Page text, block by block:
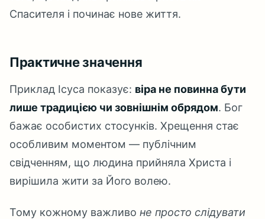
Спасителя і починає нове життя.
Практичне значення
Приклад Ісуса показує: віра не повинна бути
лише традицією чи зовнішнім обрядом. Бог
бажає особистих стосунків. Хрещення стає
особливим моментом — публічним
свідченням, що людина прийняла Христа і
вирішила жити за Його волею.
Тому кожному важливо не просто слідувати